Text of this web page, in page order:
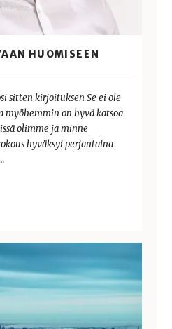
HUOMISEEN
sitten kirjoituksen Se ei ole
on hyvä katsoa
olimme ja minne
hyväksyi perjantaina